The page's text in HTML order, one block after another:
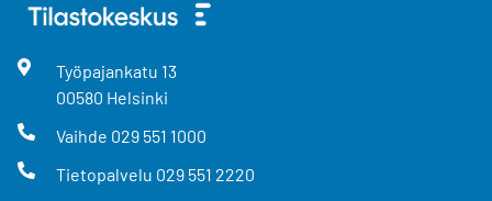
Työpajankatu 13
00580 Helsinki
Vaihde 029 551 1000
Tietopalvelu 029 551 2220